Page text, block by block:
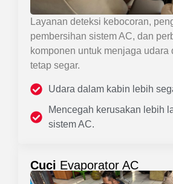
Layanan deteksi kebocoran,
pembersihan sistem AC, dan
komponen untuk menjaga udara
tetap segar.
Udara dalam kabin lebih
Mencegah kerusakan lebih
sistem AC.
Cuci Evaporator AC